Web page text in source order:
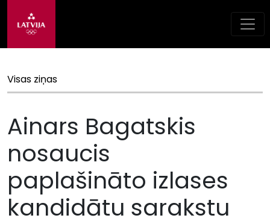
Visas ziņas
Ainars Bagatskis
nosaucis
paplašināto izlases
kandidātu sarakstu